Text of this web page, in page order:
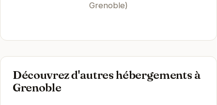
Grenoble)
Découvrez d'autres hébergements à
Grenoble